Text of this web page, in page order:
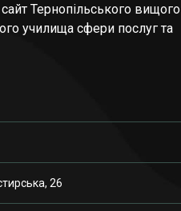
Тернопільського вищого
училища сфери послуг та
26